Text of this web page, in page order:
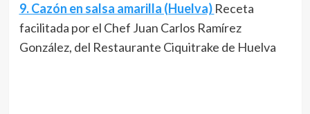
9. Cazón en salsa amarilla (Huelva) Receta
facilitada por el Chef Juan Carlos Ramírez
González, del Restaurante Ciquitrake de Huelva